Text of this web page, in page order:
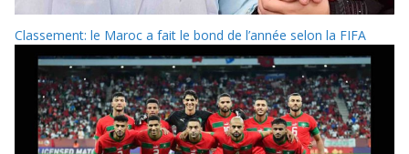
Classement: le Maroc a fait le bond de l’année selon la FIFA